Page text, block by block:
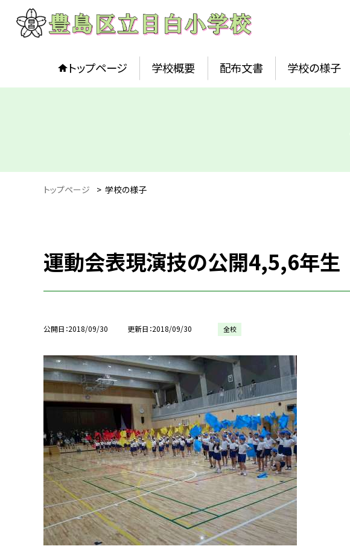
トップページ 学校概要 配布文書 学校の様子
トップページ > 学校の様子
運動会表現演技の公開4,5,6年生
公開日 2018/09/30 更新日 2018/09/30 全校